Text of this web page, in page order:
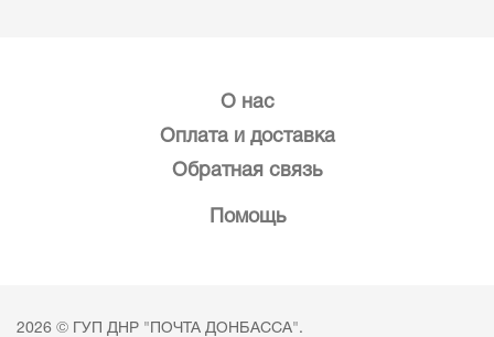
О нас
Оплата и доставка
Обратная связь
Помощь
2026 © ГУП ДНР "ПОЧТА ДОНБАССА".